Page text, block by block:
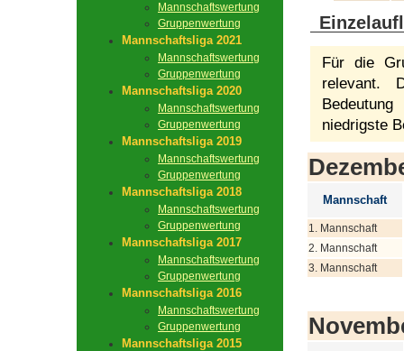
Mannschaftswertung
Gruppenwertung
Mannschaftsliga 2021
Mannschaftswertung
Gruppenwertung
Mannschaftsliga 2020
Mannschaftswertung
Gruppenwertung
Mannschaftsliga 2019
Mannschaftswertung
Gruppenwertung
Mannschaftsliga 2018
Mannschaftswertung
Gruppenwertung
Mannschaftsliga 2017
Mannschaftswertung
Gruppenwertung
Mannschaftsliga 2016
Mannschaftswertung
Gruppenwertung
Mannschaftsliga 2015
Für die
relevant.
niedrigste
Mannschaft
1. Mannschaft
2. Mannschaft
3. Mannschaft